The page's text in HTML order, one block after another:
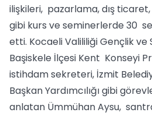
ilişkileri, pazarlama, dış ticaret,
gibi kurs ve seminerlerde 30
etti. Kocaeli Valililiği Gençlik ve
Başiskele İlçesi Kent Konseyi
istihdam sekreteri, İzmit
Başkan Yardımcılığı gibi
anlatan Ümmühan Aysu,